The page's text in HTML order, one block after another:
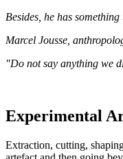
Besides, he has
Marcel Jousse,
"Do not say anything we
Experimental
Extraction, cutting,